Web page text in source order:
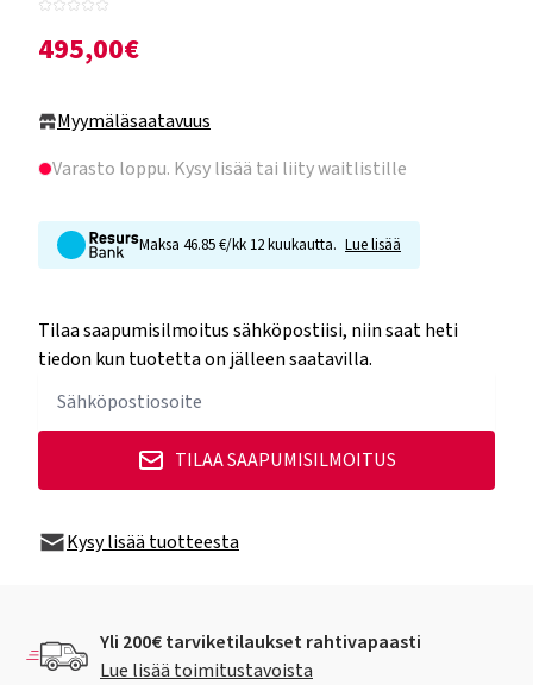
495,00€
Myymäläsaatavuus
Varasto loppu. Kysy lisää tai liity waitlistille
Maksa 46.85 €/kk 12 kuukautta. Lue lisää
Tilaa saapumisilmoitus sähköpostiisi, niin saat heti
tiedon kun tuotetta on jälleen saatavilla.
TILAA SAAPUMISILMOITUS
Kysy lisää tuotteesta
Yli 200€ tarviketilaukset rahtivapaasti
Lue lisää toimitustavoista